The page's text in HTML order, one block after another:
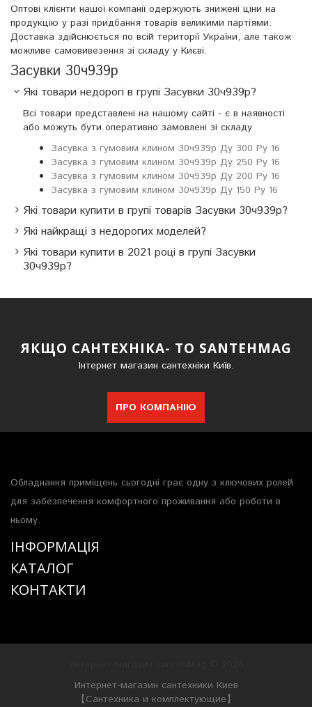
Оптові клієнти нашої компанії одержують знижені ціни на
продукцію у разі придбання товарів великими партіями.
Доставка здійснюється по всій території України, але також
можливе самовивезення зі складу у Києві.
Засувки 30ч939р
Які товари недорогі в групі Засувки 30ч939р?
Всі товари представлені на нашому сайті - є в наявності
або можуть бути оперативно замовлені зі складу
Засувка з гумовим клином 30ч939р Ду 300 Ру 16
Засувка з гумовим клином 30ч939р Ду 250 Ру 16
Засувка з гумовим клином 30ч939р Ду 200 Ру 16
Засувка з гумовим клином 30ч939р Ду 150 Ру 16
Які товари купити в групі товарів Засувки 30ч939р?
Які найкращі з недорогих моделей?
Які товари купити в 2021 році в групі Засувки
30ч939р?
ЯКЩО САНТЕХНІКА- ТО SANTEHMAG
Інтернет магазин сантехніки Київ.
ПРО КОМПАНІЮ
Обладнання приміщень сьогодні грає одну з ключових ролей
для забезпечення комфортного проживання або роботи в
ньому.
ІНФОРМАЦІЯ
КАТАЛОГ
КОНТАКТИ
Интернет-магазин сантехники Киев
【Сантехника и комплектующие】